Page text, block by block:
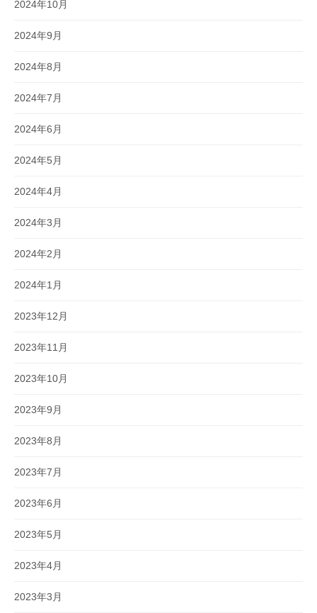
2024年10月
2024年9月
2024年8月
2024年7月
2024年6月
2024年5月
2024年4月
2024年3月
2024年2月
2024年1月
2023年12月
2023年11月
2023年10月
2023年9月
2023年8月
2023年7月
2023年6月
2023年5月
2023年4月
2023年3月